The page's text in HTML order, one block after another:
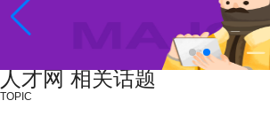
人才网 相关话题
TOPIC